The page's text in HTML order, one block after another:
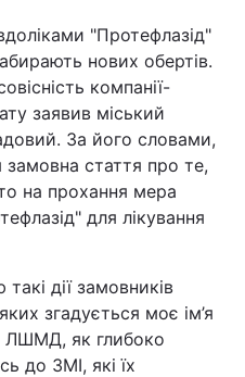
"Протефлазід"
нових обертів.
компанії-
заявив міський
За його словами,
замовна стаття про те,
на прохання мера
для лікування
дії замовників
згадується моє ім’я
ЛШМД, як глибоко
до ЗМІ, які їх